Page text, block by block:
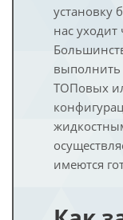
установку
нас уходит
выполнить
ТОПовых
имеются